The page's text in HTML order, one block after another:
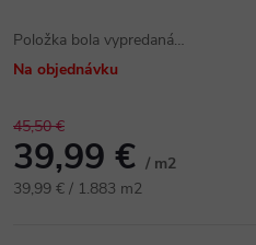
Položka bola vypredaná…
Na objednávku
45,50 €
39,99 € / m2
Jednotková
39,99 € / 1.883 m2